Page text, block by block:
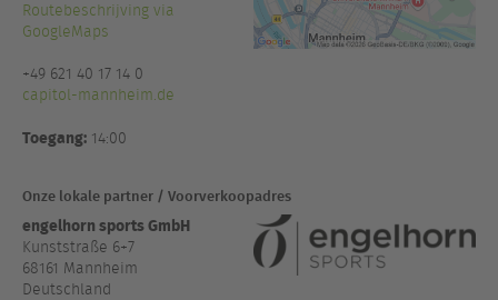
Routebeschrijving via
GoogleMaps
+49 621 40 17 14 0
capitol-mannheim.de
Toegang: 14:00
Onze lokale partner / Voorverkoopadres
engelhorn sports GmbH
Kunststraße 6+7
68161 Mannheim
Deutschland